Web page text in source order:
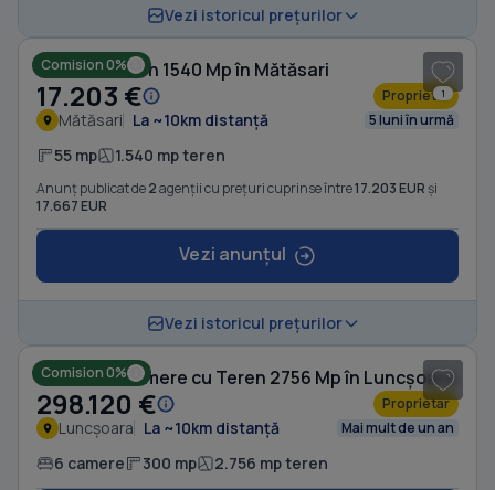
Vezi istoricul prețurilor
1
Comision 0%
Casă cu Teren 1540 Mp în Mătăsari
17.203 € Proprietar
Mătăsari La ~10km distanță 5 luni în urmă
55 mp 1.540 mp teren
Anunț publicat de2agenții cu prețuri cuprinse între17.203 EURși
17.667 EUR
Vezi anunțul
Vezi istoricul prețurilor
Comision 0%
Casă cu 6 camere cu Teren 2756 Mp în Luncșoara
298.120 € Proprietar
Luncșoara La ~10km distanță Mai mult de un an
6 camere 300 mp 2.756 mp teren